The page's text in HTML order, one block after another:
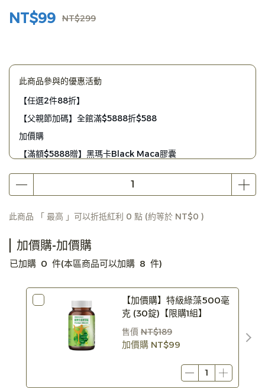
NT$99 NT$299
此商品參與的優惠活動
【任選2件88折】
【父親節加碼】全館滿$5888折$588
加價購
【滿額$5888贈】黑瑪卡Black Maca膠囊
【滿額$4880贈】植物DHA藻油膠囊
【滿額$2980贈】ApoX 防毒霸體外長效升級版
此商品 「 最高 」可以折抵紅利 0 點 (約等於 NT$0 )
加價購-加價購
已加購 0 件(本區商品可以加購 8 件)
【加價購】特級綠藻500毫
克 (30錠)【限購1組】
售價 NT$189
加價購 NT$99